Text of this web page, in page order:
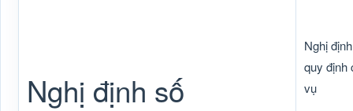
Nghị định số
Nghị
quy định
vụ